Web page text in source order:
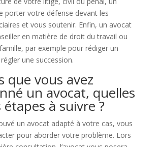
porter votre défense devant les
et vous soutenir. Enfin, un avocat
en matière de droit du travail ou
par exemple pour rédiger un
une succession.
que vous avez
un avocat, quelles
à suivre ?
un avocat adapté à votre cas, vous
pour aborder votre problème. Lors